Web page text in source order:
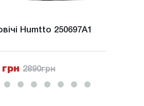
Humtto 250697A1
2890грн